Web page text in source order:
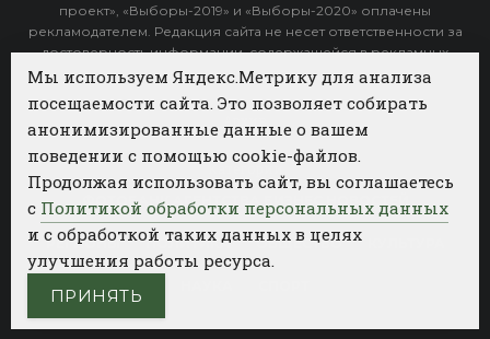
проект», «Выборы-2019» и «Выборы-2020» оплачены
рекламодателем. Редакция сайта не несет ответственности за
достоверность информации, содержащейся в рекламных
объявлениях.
ФОТОБАНК АГЕНТСТВА БИЗНЕС НОВОСТЕЙ
РЕГИОНЫ ПОЛИТИКА ОБЩЕСТВО
Мы используем Яндекс.Метрику для анализа
посещаемости сайта. Это позволяет собирать
анонимизированные данные о вашем
поведении с помощью cookie-файлов.
Продолжая использовать сайт, вы соглашаетесь
с Политикой обработки персональных данных
и с обработкой таких данных в целях
улучшения работы ресурса.
ПРИНЯТЬ